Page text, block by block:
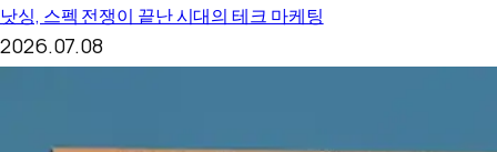
낫싱, 스펙 전쟁이 끝난 시대의 테크 마케팅
2026.07.08